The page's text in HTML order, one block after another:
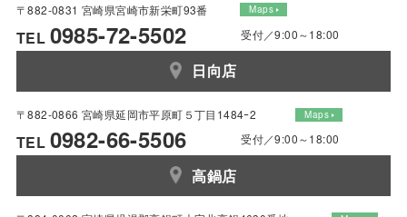
〒882-0831 宮崎県宮崎市新栄町93番 Maps
TEL 0985-72-5502 受付／9:00～18:00
日向店
〒882-0866 宮崎県延岡市平原町５丁目1484ｰ2 Maps
TEL 0982-66-5506 受付／9:00～18:00
高鍋店